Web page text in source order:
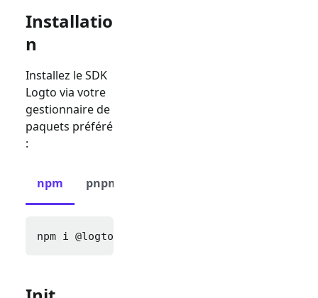
Installatio
n
Installez le SDK
Logto via votre
gestionnaire de
paquets préféré
:
npm pnpm
npm i @logto/react